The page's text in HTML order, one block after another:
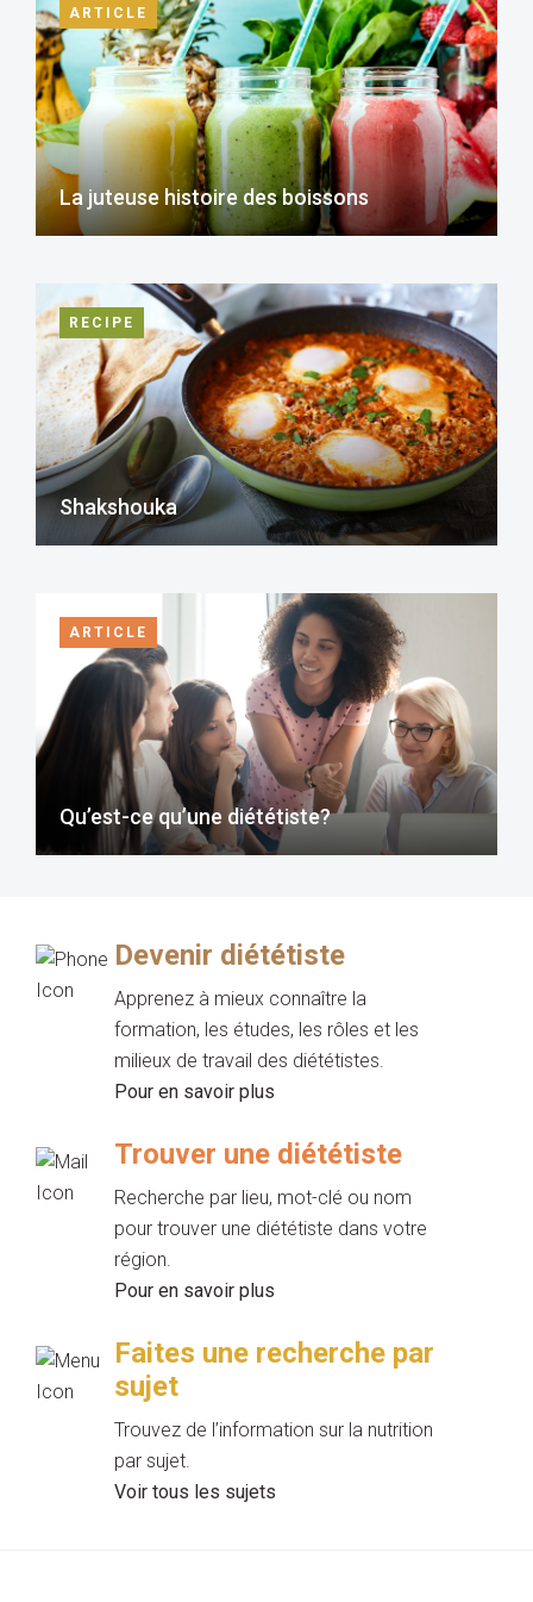
ARTICLE
La juteuse histoire des boissons
RECIPE
Shakshouka
ARTICLE
Qu’est-ce qu’une diététiste?
Devenir diététiste
Apprenez à mieux connaître la
formation, les études, les rôles et les
milieux de travail des diététistes.
Pour en savoir plus
Trouver une diététiste
Recherche par lieu, mot-clé ou nom
pour trouver une diététiste dans votre
région.
Pour en savoir plus
Faites une recherche par
sujet
Trouvez de l’information sur la nutrition
par sujet.
Voir tous les sujets